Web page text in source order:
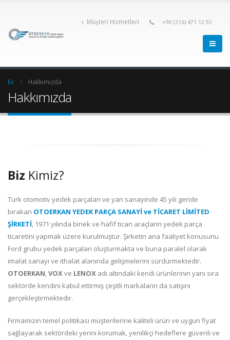
Müşteri Hizmetleri +90 (216) 471 12 92
Ev Hakkımızda
Hakkımızda
Biz Kimiz?
Türk otomotiv yedek parçaları ve yan sanayinde 45 yılı geride
bırakan OTOERKAN YEDEK PARÇA SANAYİ ve TİCARET LİMİTED
ŞİRKETİ, 1971 yılında binek ve hafif ticari araçların yedek parça
ticaretini yapmak üzere kurulmuştur. Şirketin ana faaliyet konusunu
Ford grubu yedek parçaları oluşturmakta ve buna paralel olarak
imalat sanayi ve ithalat alanında gelişmelerini sürdürmektedir.
OTOERKAN,VOXve LENOX adı altındaki kendi ürünlerinin yanı sıra
sektörde kendini kabul ettirmiş çeşitli markaların da satışını
gerçekleştirmektedir.
Firmamızın temel politikası müşterilerine kaliteli ürün ve uygun fiyat
sağlayarak sektördeki yerini korumak, yenilikçi hedeflere güvenli ve